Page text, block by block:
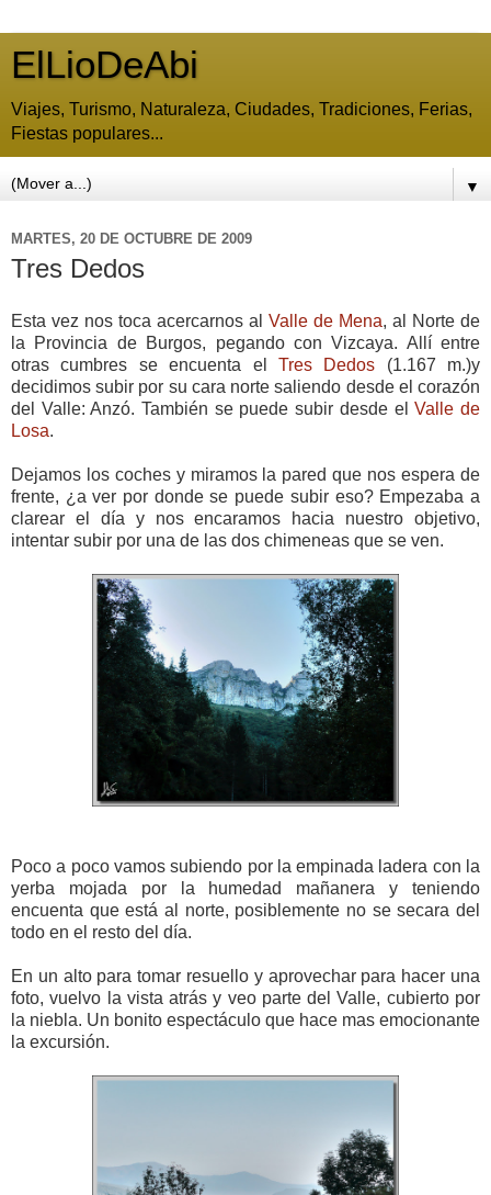
ElLioDeAbi
Viajes, Turismo, Naturaleza, Ciudades, Tradiciones, Ferias,
Fiestas populares...
▼
MARTES, 20 DE OCTUBRE DE 2009
Tres Dedos
Esta vez nos toca acercarnos al Valle de Mena, al Norte de
la Provincia de Burgos, pegando con Vizcaya. Allí entre
otras cumbres se encuenta el Tres Dedos (1.167 m.)y
decidimos subir por su cara norte saliendo desde el corazón
del Valle: Anzó. También se puede subir desde elValle de
Losa.
Dejamos los coches y miramos la pared que nos espera de
frente, ¿a ver por donde se puede subir eso? Empezaba a
clarear el día y nos encaramos hacia nuestro objetivo,
intentar subir por una de las dos chimeneas que se ven.
Poco a poco vamos subiendo por la empinada ladera con la
yerba mojada por la humedad mañanera y teniendo
encuenta que está al norte, posiblemente no se secara del
todo en el resto del día.
En un alto para tomar resuello y aprovechar para hacer una
foto, vuelvo la vista atrás y veo parte del Valle, cubierto por
la niebla. Un bonito espectáculo que hace mas emocionante
la excursión.